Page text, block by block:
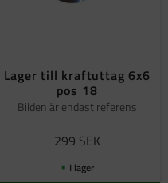
Lager till kraftuttag 6x6
pos 18
Bilden är endast referens
299 SEK
I lager